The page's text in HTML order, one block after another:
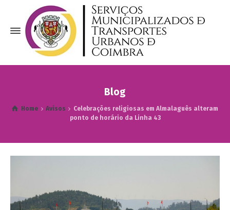
Blog
Home Avisos
Celebrações religiosas em Almalaguês alteram
ponto de horário da Linha 43